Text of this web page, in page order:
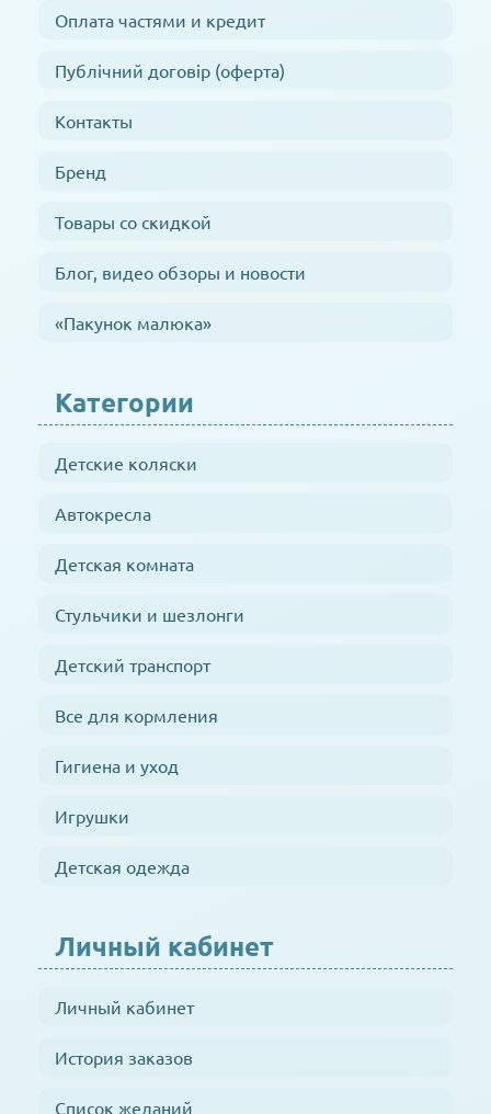
Оплата частями и кредит
Публічний договір (оферта)
Контакты
Бренд
Товары со скидкой
Блог, видео обзоры и новости
«Пакунок малюка»
Категории
Детские коляски
Автокресла
Детская комната
Стульчики и шезлонги
Детский транспорт
Все для кормления
Гигиена и уход
Игрушки
Детская одежда
Личный кабинет
Личный кабинет
История заказов
Список желаний